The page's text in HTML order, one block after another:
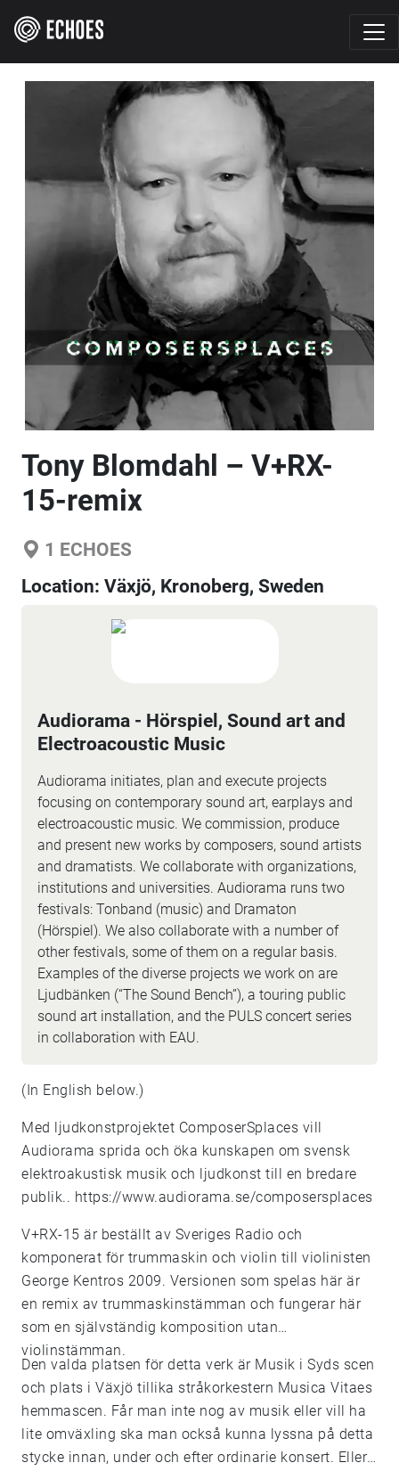
Tony Blomdahl – V+RX-
15-remix
1 ECHOES
Location: Växjö, Kronoberg, Sweden
Audiorama - Hörspiel, Sound art and
Electroacoustic Music
Audiorama initiates, plan and execute projects
focusing on contemporary sound art, earplays and
electroacoustic music. We commission, produce
and present new works by composers, sound artists
and dramatists. We collaborate with organizations,
institutions and universities. Audiorama runs two
festivals: Tonband (music) and Dramaton
(Hörspiel). We also collaborate with a number of
other festivals, some of them on a regular basis.
Examples of the diverse projects we work on are
Ljudbänken (“The Sound Bench”), a touring public
sound art installation, and the PULS concert series
in collaboration with EAU.
(In English below.)
Med ljudkonstprojektet ComposerSplaces vill
Audiorama sprida och öka kunskapen om svensk
elektroakustisk musik och ljudkonst till en bredare
publik.. https://www.audiorama.se/composersplaces
V+RX-15 är beställt av Sveriges Radio och
komponerat för trummaskin och violin till violinisten
George Kentros 2009. Versionen som spelas här är
en remix av trummaskinstämman och fungerar här
som en självständig komposition utan
violinstämman.
Den valda platsen för detta verk är Musik i Syds scen
och plats i Växjö tillika stråkorkestern Musica Vitaes
hemmascen. Får man inte nog av musik eller vill ha
lite omväxling ska man också kunna lyssna på detta
stycke innan, under och efter ordinarie konsert. Eller